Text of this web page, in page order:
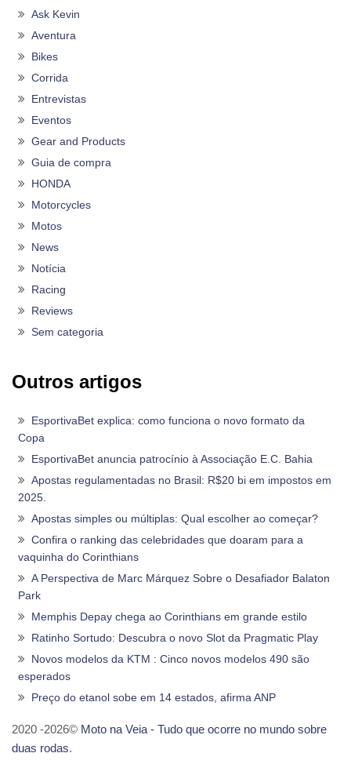
Ask Kevin
Aventura
Bikes
Corrida
Entrevistas
Eventos
Gear and Products
Guia de compra
HONDA
Motorcycles
Motos
News
Notícia
Racing
Reviews
Sem categoria
Outros artigos
EsportivaBet explica: como funciona o novo formato da
Copa
EsportivaBet anuncia patrocínio à Associação E.C. Bahia
Apostas regulamentadas no Brasil: R$20 bi em impostos em
2025.
Apostas simples ou múltiplas: Qual escolher ao começar?
Confira o ranking das celebridades que doaram para a
vaquinha do Corinthians
A Perspectiva de Marc Márquez Sobre o Desafiador Balaton
Park
Memphis Depay chega ao Corinthians em grande estilo
Ratinho Sortudo: Descubra o novo Slot da Pragmatic Play
Novos modelos da KTM : Cinco novos modelos 490 são
esperados
Preço do etanol sobe em 14 estados, afirma ANP
2020 -2026© Moto na Veia - Tudo que ocorre no mundo sobre
duas rodas.